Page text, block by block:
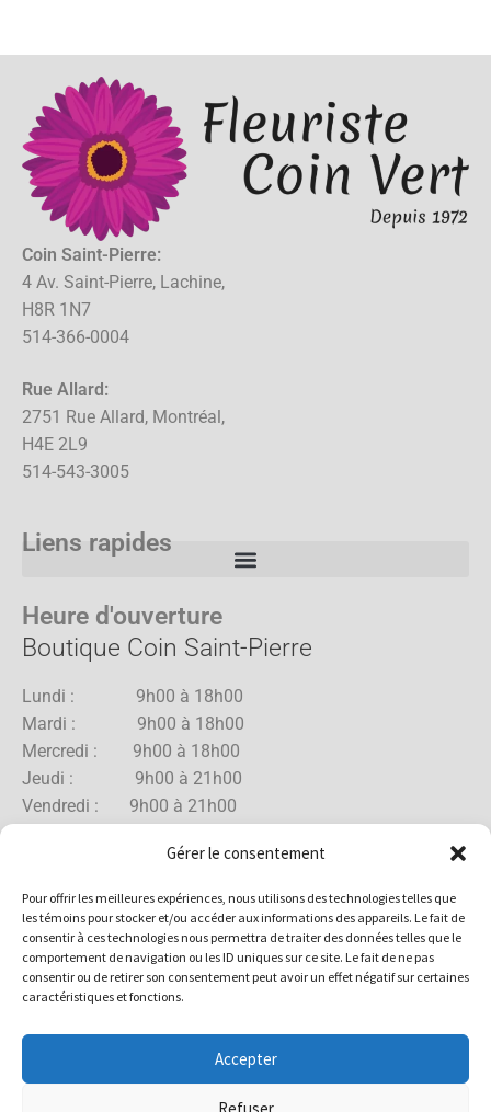
Gérer le consentement
Pour offrir les meilleures expériences, nous utilisons des technologies telles que
les témoins pour stocker et/ou accéder aux informations des appareils. Le fait de
consentir à ces technologies nous permettra de traiter des données telles que le
comportement de navigation ou les ID uniques sur ce site. Le fait de ne pas
consentir ou de retirer son consentement peut avoir un effet négatif sur certaines
caractéristiques et fonctions.
Accepter
Refuser
Coin Saint-Pierre:
4 Av. Saint-Pierre, Lachine,
H8R 1N7
514-366-0004
Rue Allard:
2751 Rue Allard, Montréal,
H4E 2L9
514-543-3005
Liens rapides
Heure d'ouverture
Boutique Coin Saint-Pierre
Lundi : 9h00 à 18h00
Mardi : 9h00 à 18h00
Mercredi : 9h00 à 18h00
Jeudi : 9h00 à 21h00
Vendredi : 9h00 à 21h00
Dimanche : 10h00 à 17h00
Boutique Rue Allard
Mardi : 10h00 à 18h00
Mercredi : 10h00 à 18h00